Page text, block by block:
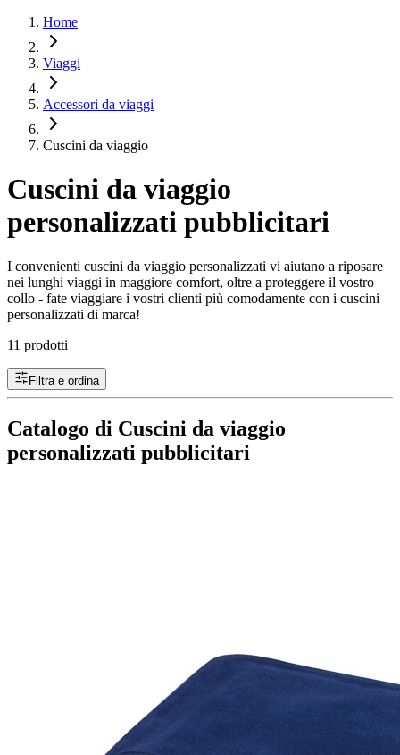
Home
Viaggi
Accessori da viaggi
Cuscini da viaggio
Cuscini da viaggio
personalizzati pubblicitari
I convenienti cuscini da viaggio personalizzati vi aiutano a riposare
nei lunghi viaggi in maggiore comfort, oltre a proteggere il vostro
collo - fate viaggiare i vostri clienti più comodamente con i cuscini
personalizzati di marca!
11 prodotti
Filtra e ordina
Catalogo di Cuscini da viaggio
personalizzati pubblicitari